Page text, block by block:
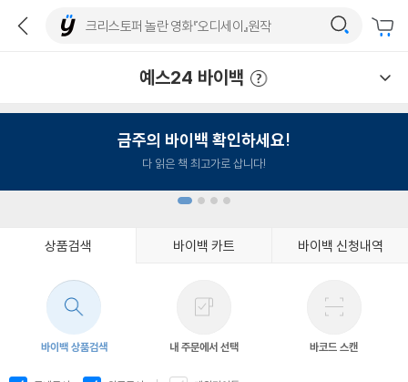
예스24 바이백
금주의 바이백 확인하세요!
다 읽은 책 최고가로 삽니다!
상품검색 바이백 카트 바이백 신청내역
바이백 상품검색 내 주문에서 선택 바코드 스캔